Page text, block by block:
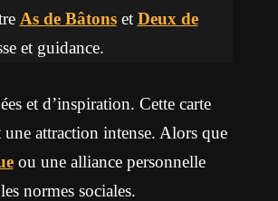
As de Bâtonset Deux de
et guidance.
et d’inspiration. Cette carte
une attraction intense. Alors que
ou une alliance personnelle
normes sociales.